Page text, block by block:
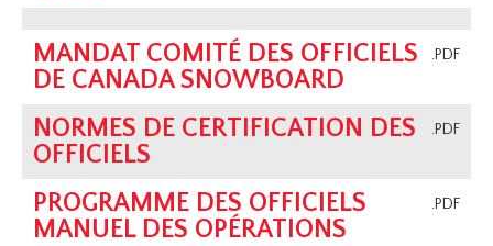
.PDF
MANDAT COMITÉ DES OFFICIELS
DE CANADA SNOWBOARD
.PDF
NORMES DE CERTIFICATION DES
OFFICIELS
.PDF
PROGRAMME DES OFFICIELS
MANUEL DES OPÉRATIONS